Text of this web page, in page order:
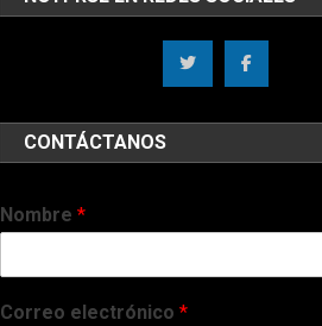
CONTÁCTANOS
Nombre *
Correo electrónico *